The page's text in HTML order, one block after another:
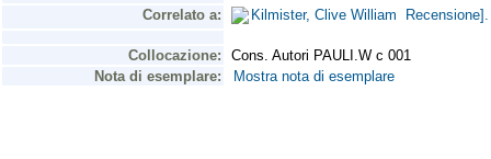
Correlato a:
Kilmister, Clive William
Collocazione:
Cons. Autori PAULI.W c 001
Nota di esemplare:
Mostra nota di esemplare